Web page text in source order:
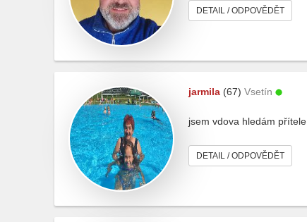
DETAIL / ODPOVĚDĚT
jarmila (67) Vsetín
jsem vdova hledám přítele
DETAIL / ODPOVĚDĚT